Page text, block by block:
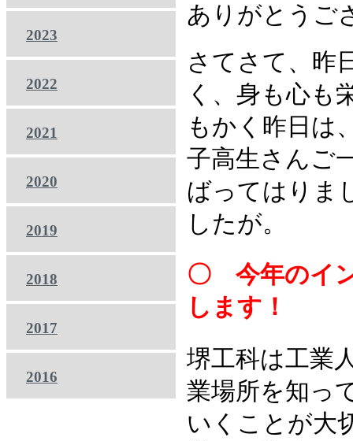
2023
2022
2021
2020
2019
2018
2017
2016
ありがとうご
さてさて、昨
く、身も心も
もかく昨日は
子高生さんご
ばってはりま
したが。
〇 今年のイ
します！
堺工科は工業
業場所を知っ
いくことが大